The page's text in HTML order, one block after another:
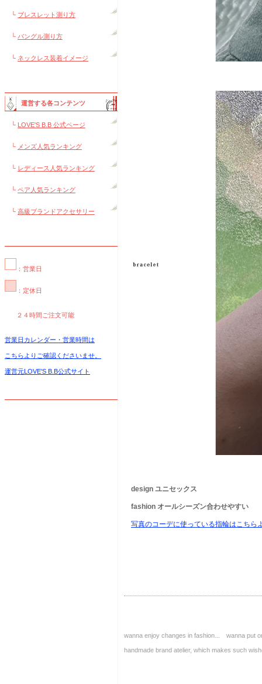
└ ブレスレット測り方
└ バングル測り方
└ ネックレス装着イメージ
運営する各コンテンツ
└ LOVE'S B.B 公式ページ
└ メンズ人気ランキング
└ レディース人気ランキング
└ ペア人気ランキング
└ 高級ブランドアクセサリー
：営業日
：定休日
２４時間ご注文可能
営業日カレンダー・営業時間は
こちらよりご確認くださいませ。
運営元LOVE'S B.B公式サイト
design ユニセックス
fashion オールシーズン合わせやすい
写真のコーデに使っている指輪はこちら
wanna enjoy changes in fashion... wanna put
handmade brand atelier, which makes such